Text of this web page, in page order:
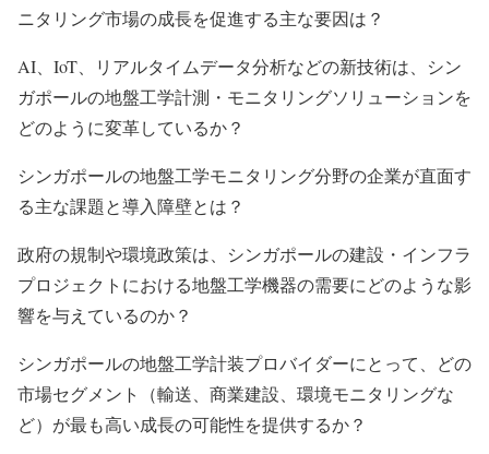
ニタリング市場の成長を促進する主な要因は？
AI、IoT、リアルタイムデータ分析などの新技術は、シン
ガポールの地盤工学計測・モニタリングソリューションを
どのように変革しているか？
シンガポールの地盤工学モニタリング分野の企業が直面す
る主な課題と導入障壁とは？
政府の規制や環境政策は、シンガポールの建設・インフラ
プロジェクトにおける地盤工学機器の需要にどのような影
響を与えているのか？
シンガポールの地盤工学計装プロバイダーにとって、どの
市場セグメント（輸送、商業建設、環境モニタリングな
ど）が最も高い成長の可能性を提供するか？